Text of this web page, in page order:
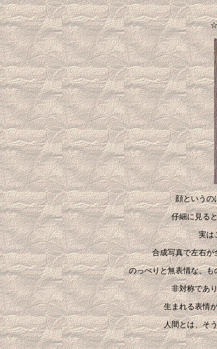
☆
顔というの
仔細に見る
実は
合成写真で左右が
のっぺりと無表情な、
非対称であ
生まれる表情
人間とは、そ